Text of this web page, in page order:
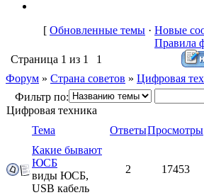
[ Обновленные темы · Новые
Правила
Страница 1 из 1
1
Форум » Страна советов » Цифровая
Фильтр по:
Цифровая техника
Тема
ОтветыПросмотры
Какие бывают
ЮСБ
виды ЮСБ,
USB кабель
2 17453